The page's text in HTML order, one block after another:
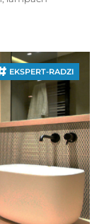
EKSPERT-RADZI